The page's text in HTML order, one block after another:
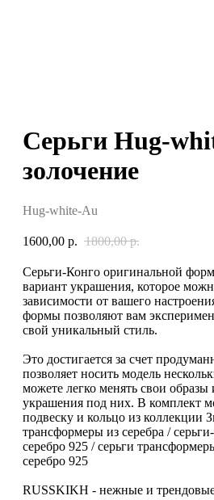
Серьги Hug-
золочение
Hug-white-Au
1600,00 р. 1800,00 р.
Серьги-Конго оригинальной
вариант украшения, которое
зависимости от вашего
формы позволяют вам
свой уникальный стиль.
Это достигается за счет
позволяет носить модель
можете легко менять свои образы
украшения под них. В комплект
подвеску и кольцо из коллекции
трансформеры из серебра /
серебро 925 / серьги
серебро 925
RUSSKIKH - нежные и